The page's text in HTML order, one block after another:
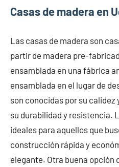
Casas de madera en
Las casas de madera son
partir de madera pre-
ensamblada en una fábrica
ensamblada en el lugar de
son conocidas por su calidez
su durabilidad y resistencia.
ideales para aquellos que
construcción rápida y
elegante. Otra buena opción